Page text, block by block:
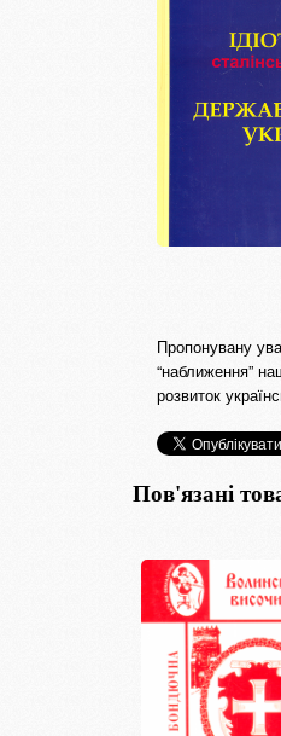
Пропонувану
“наближення”
розвиток
Пов'язані